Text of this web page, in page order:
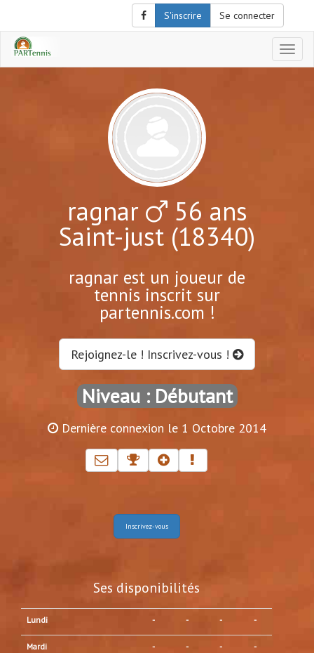
S'inscrire Se connecter
le
ragnar 56 ans
Saint-just (18340)
ragnar est un joueur de
tennis inscrit sur
partennis.com !
Rejoignez-le ! Inscrivez-vous !
Niveau : Débutant
Dernière connexion le 1 Octobre 2014
Inscrivez-vous
Ses disponibilités
Lundi - - - -
Mardi - - - -